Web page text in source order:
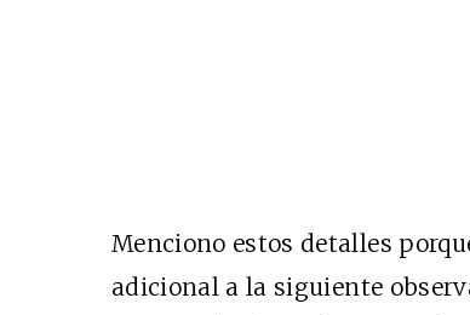
Menciono estos detalles
adicional a la siguiente